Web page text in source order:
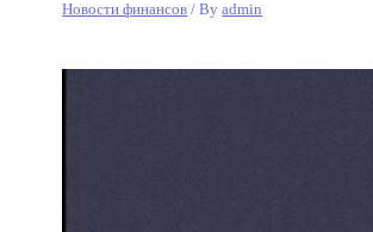
Новости финансов / Byadmin